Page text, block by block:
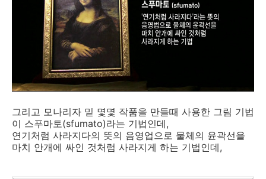
그리고 모나리자 밑 몇몇 작품을 만들때 사용한 그림 기법
이 스푸마토(sfumato)라는 기법인데,
연기처럼 사라지다의 뜻의 음영업으로 물체의 윤곽선을
마치 안개에 싸인 것처럼 사라지게 하는 기법인데,